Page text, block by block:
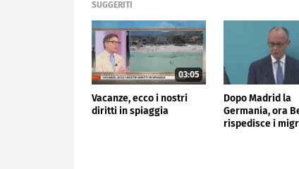
SUGGERITI
03:05
Vacanze, ecco i nostri
diritti in spiaggia
Dopo Madrid la
Germania, ora
rispedisce i